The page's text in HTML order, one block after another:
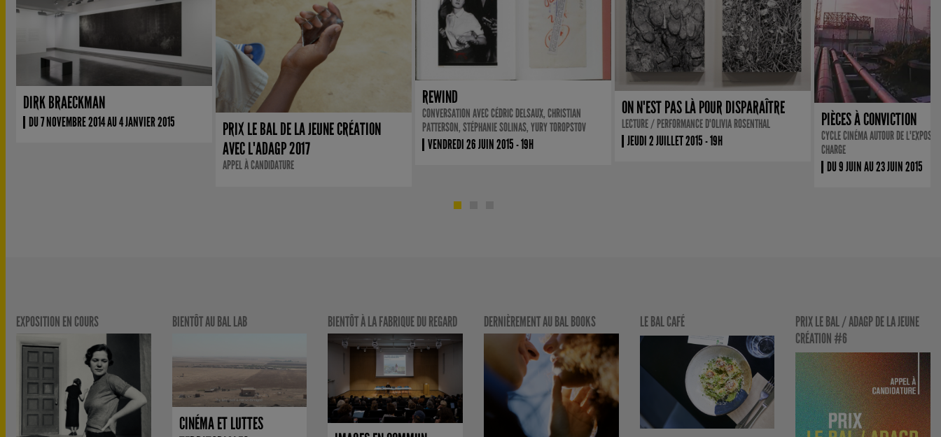
DIRK BRAECKMAN
DU 7 NOVEMBRE 2014 AU 4 JANVIER 2015
PRIX LE BAL DE LA JEUNE CRÉATION
AVEC L'ADAGP 2017
APPEL À CANDIDATURE
REWIND
CONVERSATION AVEC CÉDRIC DELSAUX, CHRISTIAN
PATTERSON, STÉPHANIE SOLINAS, YURY TOROPSTOV
VENDREDI 26 JUIN 2015 - 19H
ON N'EST PAS LÀ POUR DISPARAÎTRE
LECTURE / PERFORMANCE D'OLIVIA ROSENTHAL
JEUDI 2 JUILLET 2015 - 19H
PIÈCES À CONVICTION
CYCLE CINÉMA AUTOUR DE
CHARGE
DU 9 JUIN AU 23 JUIN 2015
EXPOSITION EN COURS BIENTÔT AU BAL LAB
CINÉMA ET LUTTES
BIENTÔT À LA FABRIQUE DU REGARD DERNIÈREMENT AU BAL BOOKS LE BAL CAFÉ
PRIX LE BAL / ADAGP DE LA JEUNE
CRÉATION #6